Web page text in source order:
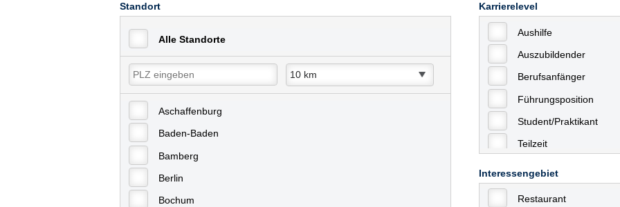
Standort
Alle Standorte
Aschaffenburg
Baden-Baden
Bamberg
Berlin
Bochum
Karrierelevel
Aushilfe
Auszubildender
Berufsanfänger
Führungsposition
Student/Praktikant
Teilzeit
Interessengebiet
Restaurant